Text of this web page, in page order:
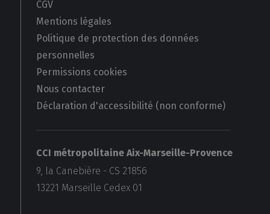
CCI métropolitaine Aix-Marseille-Provence
9, la Canebière - CS 21856
13221 Marseille Cedex 01
CGV
Mentions légales
Politique de protection des données
personnelles
Permissions cookies
Nous contacter
Déclaration d'accessibilité (non conforme)